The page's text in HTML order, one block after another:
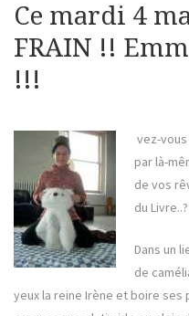
Ce mardi 4
FRAIN !!
!!!
vez-
par là-
de vos
du Livre..?
Dans un
de
yeux la reine Irène et boire